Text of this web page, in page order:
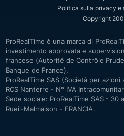
Politica sulla privacy e
Copyright
ProRealTime è una marca di
investimento approvata e
francese (Autorité de Contrôle
Banque de France).
ProRealTime SAS (Società per
RCS Nanterre - N° IVA
Sede sociale: ProRealTime SAS -
Rueil-Malmaison - FRANCIA.